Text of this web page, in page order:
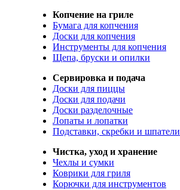
Копчение на гриле
Бумага для копчения
Доски для копчения
Инструменты для копчения
Щепа, бруски и опилки
Сервировка и подача
Доски для пиццы
Доски для подачи
Доски разделочные
Лопаты и лопатки
Подставки, скребки и шпатели
Чистка, уход и хранение
Чехлы и сумки
Коврики для гриля
Корючки для инструментов